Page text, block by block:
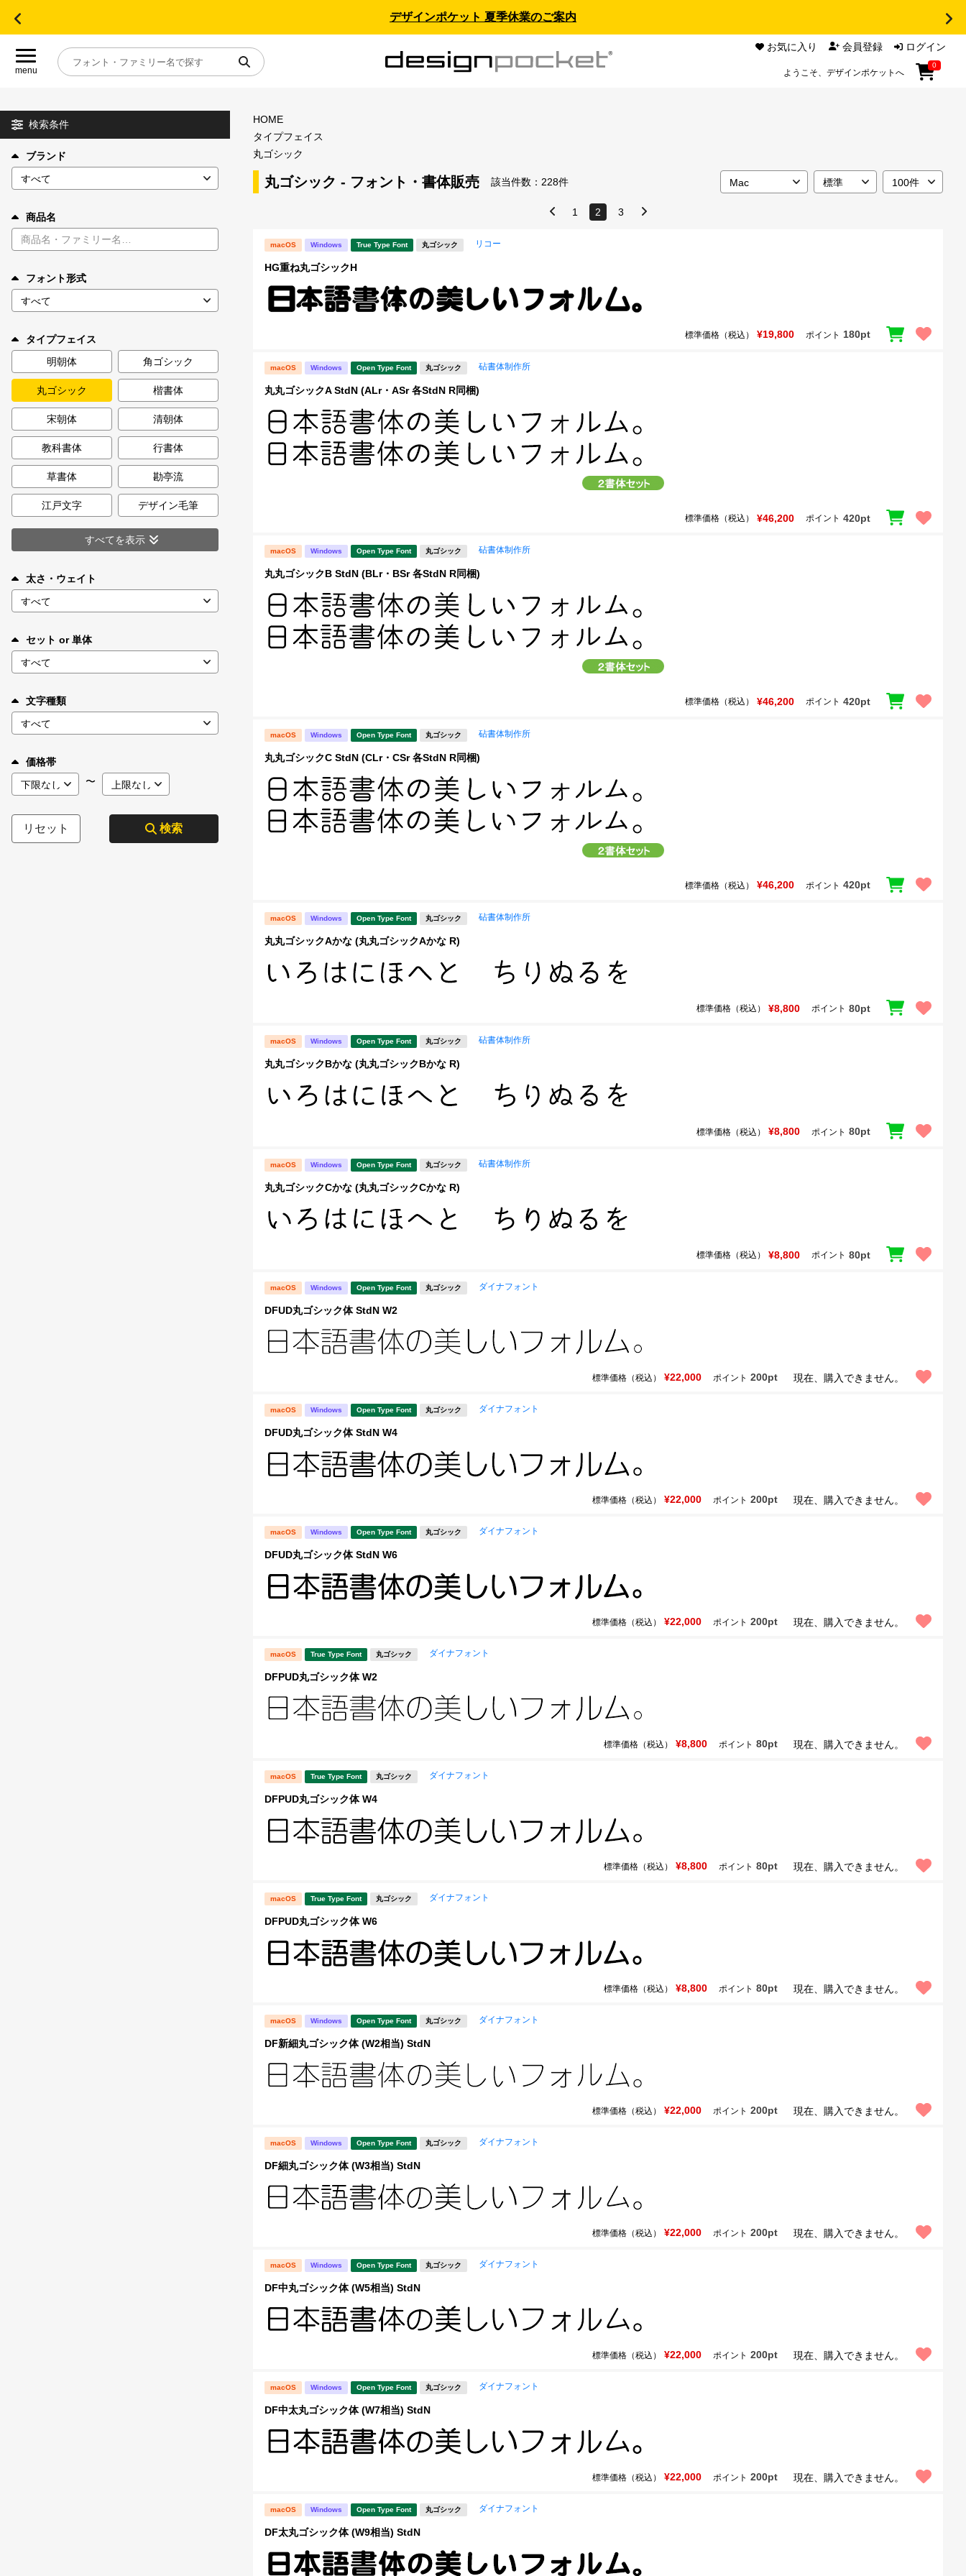
デザインポケット 夏季休業のご案内
menu
お気に入り 会員登録 ログイン
ようこそ、デザインポケットへ
0
目的別フォントガイド
特集
年間ライセンス商品
キャンペーン一覧
カート 0
マイページ
お気に入り
ご利用ガイド
お問い合わせ
検索条件
ブランド
商品名
フォント形式
タイプフェイス
明朝体
角ゴシック
丸ゴシック 楷書体
宋朝体 清朝体
教科書体 行書体
草書体 勘亭流
江戸文字 デザイン毛筆
すべてを表示
太さ・ウェイト
セット or 単体
文字種類
価格帯
〜
リセット 検索
HOME
タイプフェイス
丸ゴシック
丸ゴシック - フォント・書体販売 該当件数： 228件
1 2 3
macOS Windows True Type Font 丸ゴシック リコー
HG重ね丸ゴシックH
標準価格（税込） ¥19,800 ポイント 180pt
macOS Windows Open Type Font 丸ゴシック 砧書体制作所
丸丸ゴシックA StdN (ALr・ASr 各StdN R同梱)
標準価格（税込） ¥46,200 ポイント 420pt
macOS Windows Open Type Font 丸ゴシック 砧書体制作所
丸丸ゴシックB StdN (BLr・BSr 各StdN R同梱)
標準価格（税込） ¥46,200 ポイント 420pt
macOS Windows Open Type Font 丸ゴシック 砧書体制作所
丸丸ゴシックC StdN (CLr・CSr 各StdN R同梱)
標準価格（税込） ¥46,200 ポイント 420pt
macOS Windows Open Type Font 丸ゴシック 砧書体制作所
丸丸ゴシックAかな (丸丸ゴシックAかな R)
標準価格（税込） ¥8,800 ポイント 80pt
macOS Windows Open Type Font 丸ゴシック 砧書体制作所
丸丸ゴシックBかな (丸丸ゴシックBかな R)
標準価格（税込） ¥8,800 ポイント 80pt
macOS Windows Open Type Font 丸ゴシック 砧書体制作所
丸丸ゴシックCかな (丸丸ゴシックCかな R)
標準価格（税込） ¥8,800 ポイント 80pt
macOS Windows Open Type Font 丸ゴシック ダイナフォント
DFUD丸ゴシック体 StdN W2
標準価格（税込） ¥22,000 ポイント 200pt 現在、購入できません。
macOS Windows Open Type Font 丸ゴシック ダイナフォント
DFUD丸ゴシック体 StdN W4
標準価格（税込） ¥22,000 ポイント 200pt 現在、購入できません。
macOS Windows Open Type Font 丸ゴシック ダイナフォント
DFUD丸ゴシック体 StdN W6
標準価格（税込） ¥22,000 ポイント 200pt 現在、購入できません。
macOS True Type Font 丸ゴシック ダイナフォント
DFPUD丸ゴシック体 W2
標準価格（税込） ¥8,800 ポイント 80pt 現在、購入できません。
macOS True Type Font 丸ゴシック ダイナフォント
DFPUD丸ゴシック体 W4
標準価格（税込） ¥8,800 ポイント 80pt 現在、購入できません。
macOS True Type Font 丸ゴシック ダイナフォント
DFPUD丸ゴシック体 W6
標準価格（税込） ¥8,800 ポイント 80pt 現在、購入できません。
macOS Windows Open Type Font 丸ゴシック ダイナフォント
DF新細丸ゴシック体 (W2相当) StdN
標準価格（税込） ¥22,000 ポイント 200pt 現在、購入できません。
macOS Windows Open Type Font 丸ゴシック ダイナフォント
DF細丸ゴシック体 (W3相当) StdN
標準価格（税込） ¥22,000 ポイント 200pt 現在、購入できません。
macOS Windows Open Type Font 丸ゴシック ダイナフォント
DF中丸ゴシック体 (W5相当) StdN
標準価格（税込） ¥22,000 ポイント 200pt 現在、購入できません。
macOS Windows Open Type Font 丸ゴシック ダイナフォント
DF中太丸ゴシック体 (W7相当) StdN
標準価格（税込） ¥22,000 ポイント 200pt 現在、購入できません。
macOS Windows Open Type Font 丸ゴシック ダイナフォント
DF太丸ゴシック体 (W9相当) StdN